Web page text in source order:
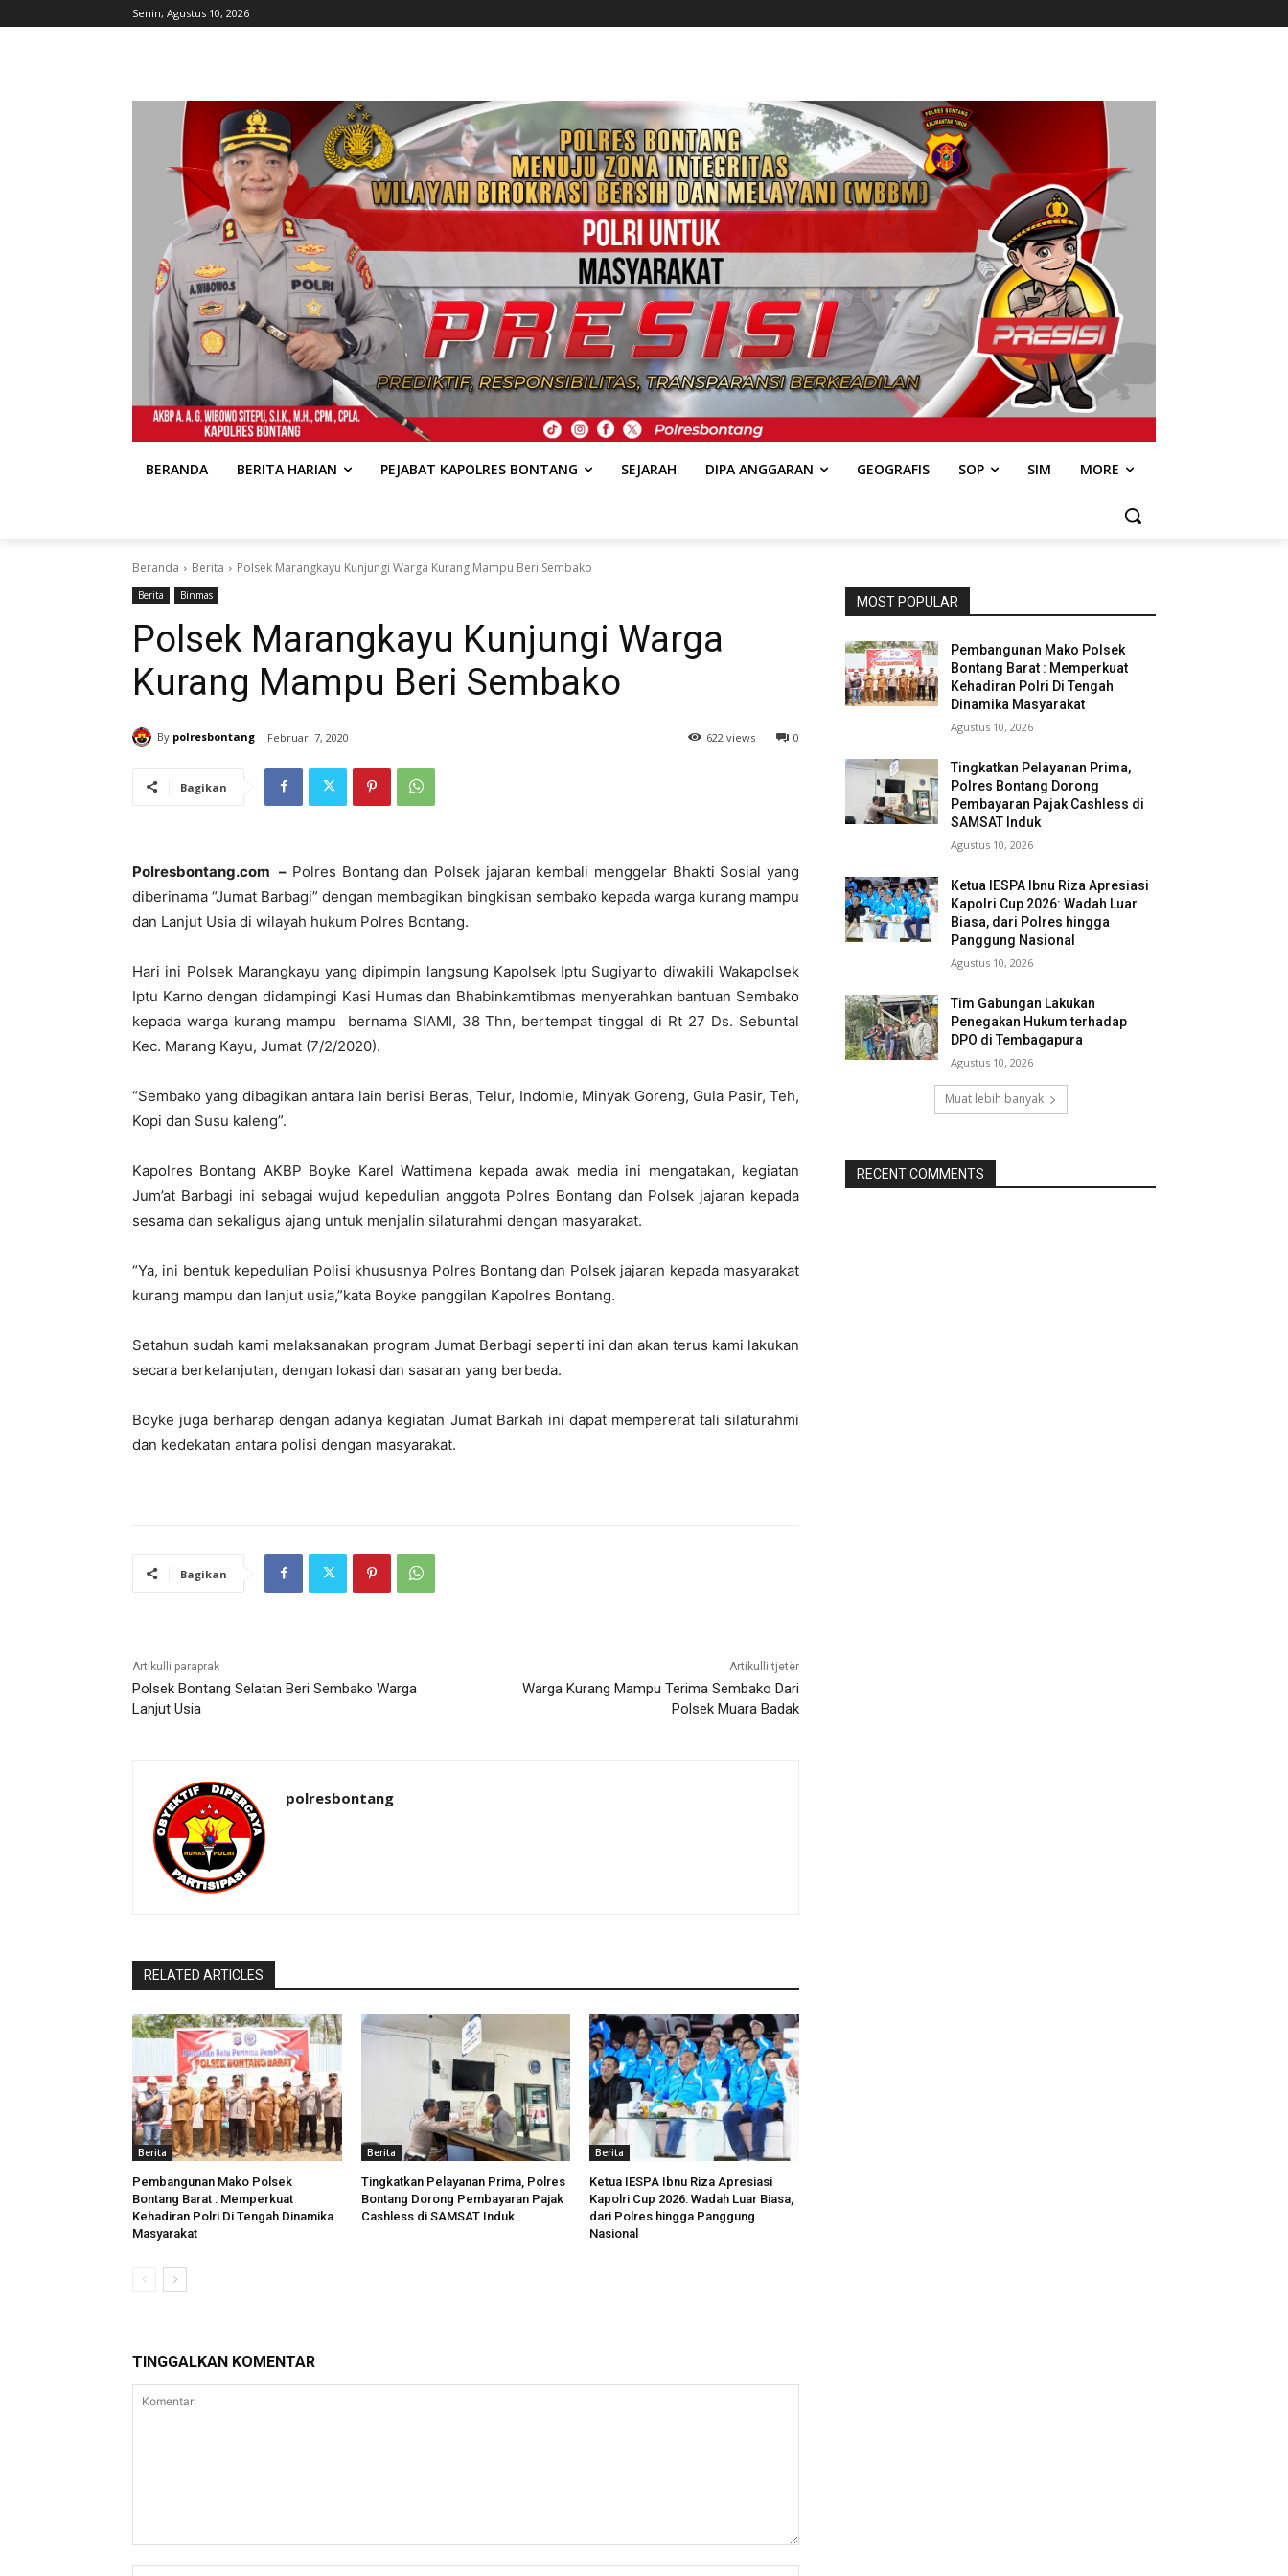
Senin, Agustus 10, 2026
BERANDA BERITA HARIAN PEJABAT KAPOLRES BONTANG SEJARAH DIPA ANGGARAN GEOGRAFIS SOP SIM MORE
Beranda Berita Polsek Marangkayu Kunjungi Warga Kurang Mampu Beri Sembako
Berita Binmas
Polsek Marangkayu Kunjungi Warga
Kurang Mampu Beri Sembako
By polresbontang Februari 7, 2020 0
622 views
Bagikan
Polresbontang.com – Polres Bontang dan Polsek jajaran kembali menggelar Bhakti Sosial yang
diberinama “Jumat Barbagi” dengan membagikan bingkisan sembako kepada warga kurang mampu
dan Lanjut Usia di wilayah hukum Polres Bontang.
Hari ini Polsek Marangkayu yang dipimpin langsung Kapolsek Iptu Sugiyarto diwakili Wakapolsek
Iptu Karno dengan didampingi Kasi Humas dan Bhabinkamtibmas menyerahkan bantuan Sembako
kepada warga kurang mampu bernama SIAMI, 38 Thn, bertempat tinggal di Rt 27 Ds. Sebuntal
Kec. Marang Kayu, Jumat (7/2/2020).
“Sembako yang dibagikan antara lain berisi Beras, Telur, Indomie, Minyak Goreng, Gula Pasir, Teh,
Kopi dan Susu kaleng”.
Kapolres Bontang AKBP Boyke Karel Wattimena kepada awak media ini mengatakan, kegiatan
Jum’at Barbagi ini sebagai wujud kepedulian anggota Polres Bontang dan Polsek jajaran kepada
sesama dan sekaligus ajang untuk menjalin silaturahmi dengan masyarakat.
“Ya, ini bentuk kepedulian Polisi khususnya Polres Bontang dan Polsek jajaran kepada masyarakat
kurang mampu dan lanjut usia,”kata Boyke panggilan Kapolres Bontang.
Setahun sudah kami melaksanakan program Jumat Berbagi seperti ini dan akan terus kami lakukan
secara berkelanjutan, dengan lokasi dan sasaran yang berbeda.
Boyke juga berharap dengan adanya kegiatan Jumat Barkah ini dapat mempererat tali silaturahmi
dan kedekatan antara polisi dengan masyarakat.
Bagikan
Artikulli paraprak
Polsek Bontang Selatan Beri Sembako Warga
Lanjut Usia
Artikulli tjetër
Warga Kurang Mampu Terima Sembako Dari
Polsek Muara Badak
polresbontang
RELATED ARTICLES
Berita
Pembangunan Mako Polsek
Bontang Barat : Memperkuat
Kehadiran Polri Di Tengah Dinamika
Masyarakat
Berita
Tingkatkan Pelayanan Prima, Polres
Bontang Dorong Pembayaran Pajak
Cashless di SAMSAT Induk
Berita
Ketua IESPA Ibnu Riza Apresiasi
Kapolri Cup 2026: Wadah Luar Biasa,
dari Polres hingga Panggung
Nasional
TINGGALKAN KOMENTAR
MOST POPULAR
Pembangunan Mako Polsek
Bontang Barat : Memperkuat
Kehadiran Polri Di Tengah
Dinamika Masyarakat
Agustus 10, 2026
Tingkatkan Pelayanan Prima,
Polres Bontang Dorong
Pembayaran Pajak Cashless di
SAMSAT Induk
Agustus 10, 2026
Ketua IESPA Ibnu Riza Apresiasi
Kapolri Cup 2026: Wadah Luar
Biasa, dari Polres hingga
Panggung Nasional
Agustus 10, 2026
Tim Gabungan Lakukan
Penegakan Hukum terhadap
DPO di Tembagapura
Agustus 10, 2026
Muat lebih banyak
RECENT COMMENTS